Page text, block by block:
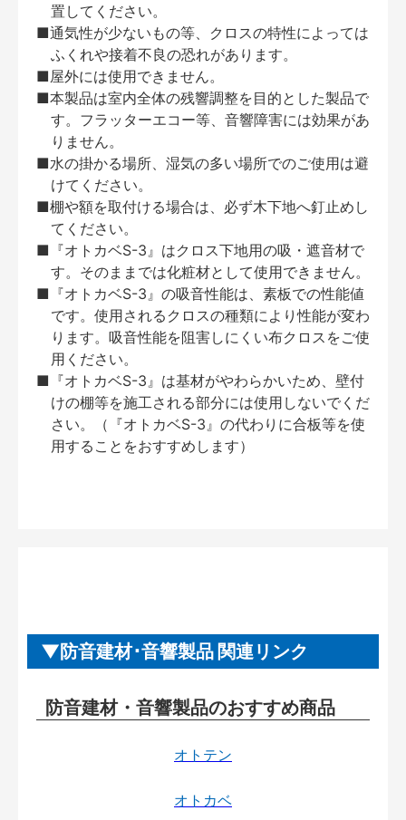
置してください。
■通気性が少ないもの等、クロスの特性によっては
ふくれや接着不良の恐れがあります。
■屋外には使用できません。
■本製品は室内全体の残響調整を目的とした製品で
す。フラッターエコー等、音響障害には効果があ
りません。
■水の掛かる場所、湿気の多い場所でのご使用は避
けてください。
■棚や額を取付ける場合は、必ず木下地へ釘止めし
てください。
■『オトカベS-3』はクロス下地用の吸・遮音材で
す。そのままでは化粧材として使用できません。
■『オトカベS-3』の吸音性能は、素板での性能値
です。使用されるクロスの種類により性能が変わ
ります。吸音性能を阻害しにくい布クロスをご使
用ください。
■『オトカベS-3』は基材がやわらかいため、壁付
けの棚等を施工される部分には使用しないでくだ
さい。（『オトカベS-3』の代わりに合板等を使
用することをおすすめします）
防音建材･音響製品 関連リンク
防音建材・音響製品のおすすめ商品
オトテン
オトカベ